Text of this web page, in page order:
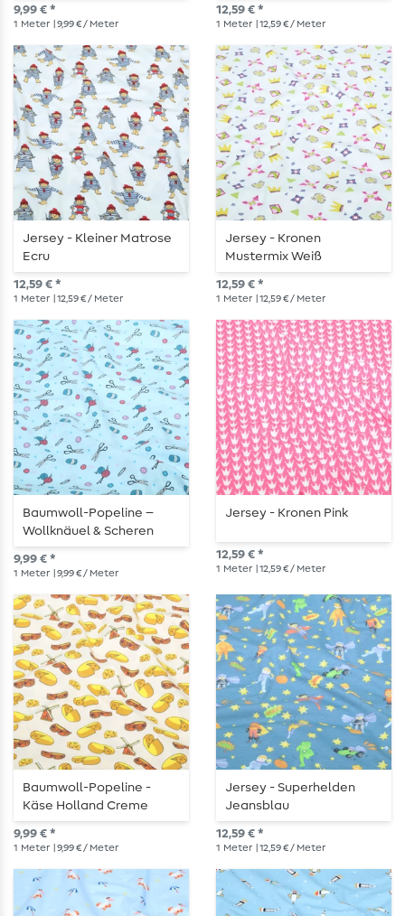
9,99 € *
1 Meter | 9,99 € / Meter
12,59 € *
1 Meter | 12,59 € / Meter
Jersey - Kleiner Matrose
Ecru
12,59 € *
1 Meter | 12,59 € / Meter
Jersey - Kronen
Mustermix Weiß
12,59 € *
1 Meter | 12,59 € / Meter
Baumwoll-Popeline –
Wollknäuel & Scheren
Helltürkis
9,99 € *
1 Meter | 9,99 € / Meter
Jersey - Kronen Pink
12,59 € *
1 Meter | 12,59 € / Meter
Baumwoll-Popeline -
Käse Holland Creme
9,99 € *
1 Meter | 9,99 € / Meter
Jersey - Superhelden
Jeansblau
12,59 € *
1 Meter | 12,59 € / Meter